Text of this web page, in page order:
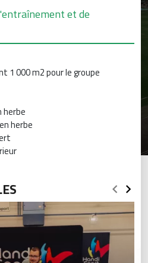
et de
1 000 m2 pour le groupe
herbe
herbe